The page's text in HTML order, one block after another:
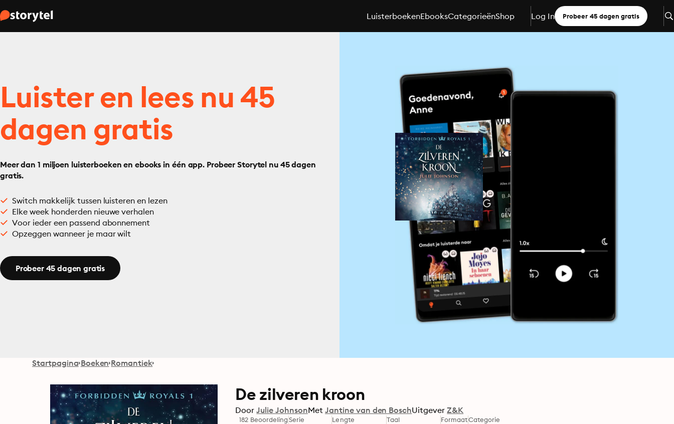
LuisterboekenEbooksCategorieënShop Log In Probeer 45 dagen gratis
Luister en lees nu 45
dagen gratis
Meer dan 1 miljoen luisterboeken en ebooks in één app. Probeer Storytel nu 45 dagen
gratis.
Switch makkelijk tussen luisteren en lezen
Elke week honderden nieuwe verhalen
Voor ieder een passend abonnement
Opzeggen wanneer je maar wilt
Probeer 45 dagen gratis
Startpagina Boeken Romantiek
De zilveren kroon
Door Julie JohnsonMet Jantine van den BoschUitgever Z&K
182 BeoordelingSerie Lengte Taal FormaatCategorie